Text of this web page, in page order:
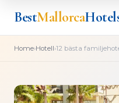
BestMallorca
Home›Hotell›12 bästa